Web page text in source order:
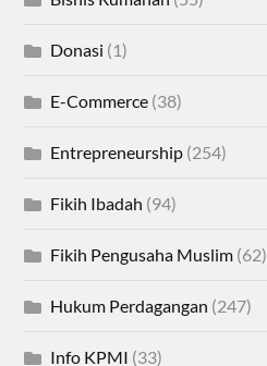
Donasi (1)
E-Commerce (38)
Entrepreneurship (254)
Fikih Ibadah (94)
Fikih Pengusaha Muslim (62)
Hukum Perdagangan (247)
Info KPMI (33)